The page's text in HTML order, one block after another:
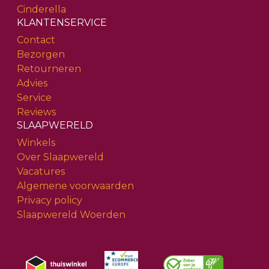
Cinderella
KLANTENSERVICE
Contact
Bezorgen
Retourneren
Advies
Service
Reviews
SLAAPWERELD
Winkels
Over Slaapwereld
Vacatures
Algemene voorwaarden
Privacy policy
Slaapwereld Woerden